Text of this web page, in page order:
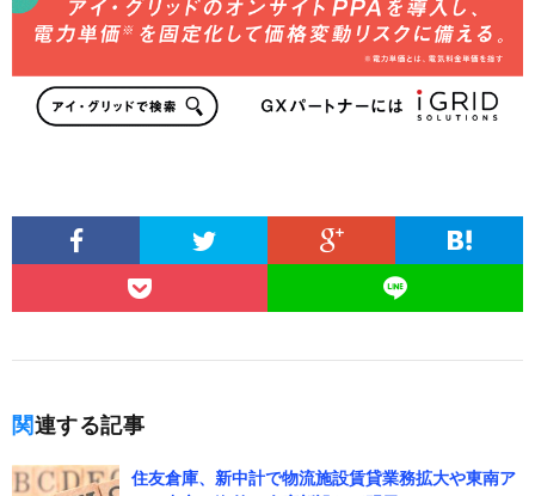
関連する記事
住友倉庫、新中計で物流施設賃貸業務拡大や東南ア